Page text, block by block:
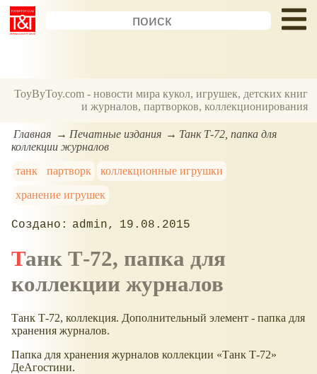
ToyByToy.com - новости мира кукол, игрушек, детских книг
и журналов, партворков, коллекционирования
Главная Печатные издания
Танк Т-72, папка для
коллекции журналов
танк
партворк
коллекционные игрушки
хранение игрушек
admin 19.08.2015
Танк Т-72, папка для
коллекции журналов
Танк Т-72, коллекция. Дополнительный элемент - папка для
хранения журналов.
Папка для хранения журналов коллекции «Танк Т-72»
ДеАгостини.